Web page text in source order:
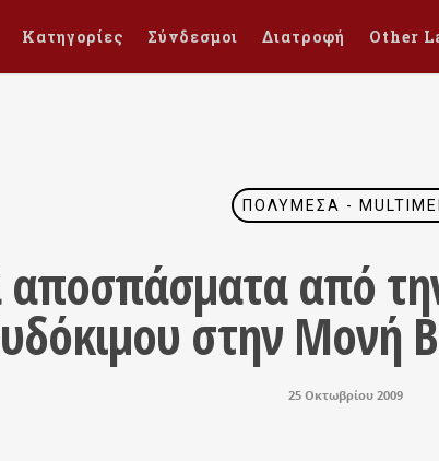
Κατηγορίες Σύνδεσμοι Διατροφή Other
ΠΟΛΥΜΈΣΑ -
αποσπάσματα από
στην Μονή
25 Οκτωβρίου 2009